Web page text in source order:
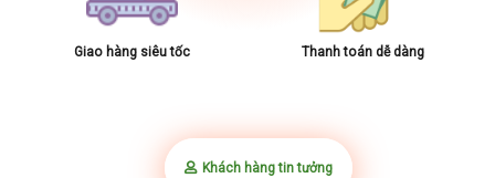
Giao hàng siêu tốc Thanh toán dễ dàng
Khách hàng tin tưởng